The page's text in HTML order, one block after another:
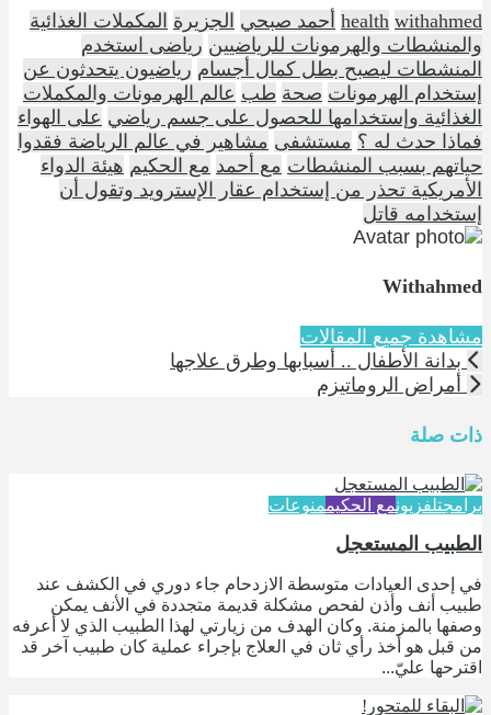
health withahmed أحمد صبحي الجزيرة المكملات الغذائية
والمنشطات والهرمونات للرياضيين رياضى استخدم
المنشطات ليصبح بطل كمال أجسام رياضيون يتحدثون عن
إستخدام الهرمونات صحة طب عالم الهرمونات والمكملات
الغذائية وإستخدامها للحصول على جسم رياضي على الهواء
فماذا حدث له ؟ مستشفى مشاهير في عالم الرياضة فقدوا
حياتهم بسبب المنشطات مع أحمد مع الحكيم هيئة الدواء
الأمريكية تحذر من إستخدام عقار الإسترويد وتقول أن
إستخدامه قاتل
Withahmed
مشاهدة جميع المقالات
بدانة الأطفال .. أسبابها وطرق علاجها
أمراض الروماتيزم
ذات صلة
برامجتلفزيونمع الحكيممنوعات
الطبيب المستعجل
في إحدى العيادات متوسطة الازدحام جاء دوري في الكشف عند
طبيب أنف وأذن لفحص مشكلة قديمة متجددة في الأنف يمكن
وصفها بالمزمنة. وكان الهدف من زيارتي لهذا الطبيب الذي لا أعرفه
من قبل هو أخذ رأي ثان في العلاج بإجراء عملية كان طبيب آخر قد
اقترحها عليّ...